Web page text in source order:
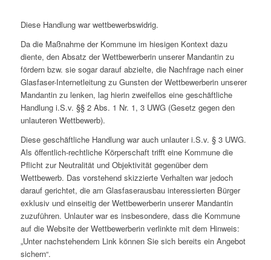
Diese Handlung war wettbewerbswidrig.
Da die Maßnahme der Kommune im hiesigen Kontext dazu
diente, den Absatz der Wettbewerberin unserer Mandantin zu
fördern bzw. sie sogar darauf abzielte, die Nachfrage nach einer
Glasfaser-Internetleitung zu Gunsten der Wettbewerberin unserer
Mandantin zu lenken, lag hierin zweifellos eine geschäftliche
Handlung i.S.v. §§ 2 Abs. 1 Nr. 1, 3 UWG (Gesetz gegen den
unlauteren Wettbewerb).
Diese geschäftliche Handlung war auch unlauter i.S.v. § 3 UWG.
Als öffentlich-rechtliche Körperschaft trifft eine Kommune die
Pflicht zur Neutralität und Objektivität gegenüber dem
Wettbewerb. Das vorstehend skizzierte Verhalten war jedoch
darauf gerichtet, die am Glasfaserausbau interessierten Bürger
exklusiv und einseitig der Wettbewerberin unserer Mandantin
zuzuführen. Unlauter war es insbesondere, dass die Kommune
auf die Website der Wettbewerberin verlinkte mit dem Hinweis:
„Unter nachstehendem Link können Sie sich bereits ein Angebot
sichern“.